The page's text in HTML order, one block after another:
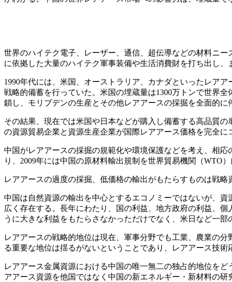
世界のハイテク電子、レーザー、通信、超伝導などの材料ニ
に依拠した大量のハイテク軍事装備や生活消費財を打ち出し
1990年代には、米国、オーストラリア、カナダといったレア
戦略的備蓄を行っていた。米国の埋蔵量は1300万トンで世界
鎖し、モリブデンの生産とその他レアアースの採掘を全面的
その結果、現在では米国や日本などが購入し備蓄する高品質
の資源貿易企業と資源生産企業が国際レアアース価格を完全
中国がレアアースの採掘の規範化や環境保護などを考え、相
り、2009年には中国の原材料輸出規制を世界貿易機関（WTO）
レアアースの過度の採掘、低価格の輸出がもたらすものは戦
中国は自然資源の輸出を中心とするエコノミーではないが、
広く存在する。長年にわたり、国の利益、地方政府の利益、
うに大きな利益をもたらさなかっただけでなく、米日など一部
レアアースの戦略的地位は現在、軍事分野でも工業、農業の
る重要な地位は揺るがないということであり、レアアース技
レアアース金属資源における中国の唯一無二の独占的地位を
アアース資源を他国ではなく中国の新エネルギー ・ 新材料の研